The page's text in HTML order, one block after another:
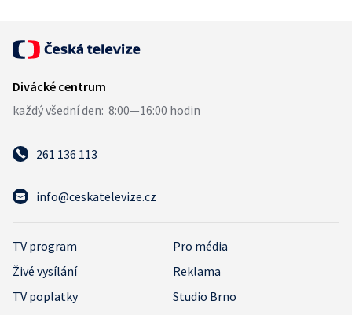
261 136 113
info@ceskatelevize.cz
TV program
Pro média
Živé vysílání
Reklama
TV poplatky
Studio Brno